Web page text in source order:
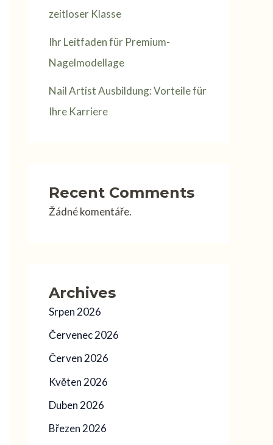
zeitloser Klasse
Ihr Leitfaden für Premium-
Nagelmodellage
Nail Artist Ausbildung: Vorteile für
Ihre Karriere
Recent Comments
Žádné komentáře.
Archives
Srpen 2026
Červenec 2026
Červen 2026
Květen 2026
Duben 2026
Březen 2026